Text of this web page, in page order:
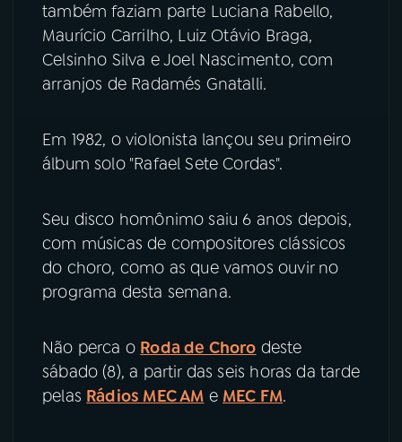
também faziam parte Luciana Rabello,
Maurício Carrilho, Luiz Otávio Braga,
Celsinho Silva e Joel Nascimento, com
arranjos de Radamés Gnatalli.
Em 1982, o violonista lançou seu primeiro
álbum solo "Rafael Sete Cordas".
Seu disco homônimo saiu 6 anos depois,
com músicas de compositores clássicos
do choro, como as que vamos ouvir no
programa desta semana.
Não perca o Roda de Choro deste
sábado (8), a partir das seis horas da tarde
pelas Rádios MEC AM e MEC FM.